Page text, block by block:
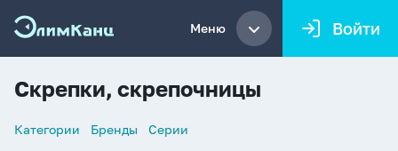
Меню Войти
Скрепки, скрепочницы
Список
Категории Бренды Серии